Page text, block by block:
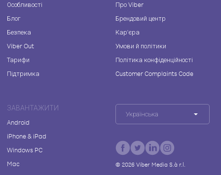
Особливості
Блог
Безпека
Viber Out
Тарифи
Підтримка
Про Viber
Брендовий центр
Кар'єра
Умови й політики
Політика конфіденційності
Customer Complaints Code
ЗАВАНТАЖИТИ
Android
iPhone & iPad
Windows PC
Mac
Українська
© 2026Viber Media S.à r.l.